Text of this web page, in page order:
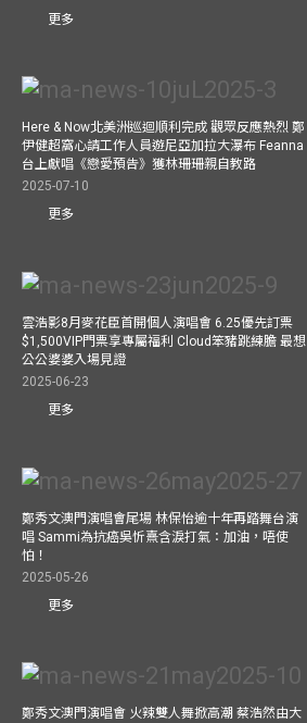
更多
Here & Now北美洲巡迴順利完成 觀眾反應熱烈 鄭
伊健超窩心請工作人員遊尼亞加拉大瀑布 Feanna
台上獻唱《戀愛預告》獲林珊珊親自教路
2025-07-10
更多
雲浩影8月麥花臣首開個人演唱會 6.25優先訂票
$1,500VIP門票享專屬福利 Cloud笨豬跳練膽 最想
公公婆婆入場見證
2025-06-23
更多
鄭秀文澳門演唱會尾場 林保怡逾十年再踏舞台演
唱 Sammi為抗癌吳忻熹含淚打氣：加油，唔使
怕！
2025-05-26
更多
鄭秀文澳門演唱會 火辣雙人舞掀高潮 蔡浩然由大